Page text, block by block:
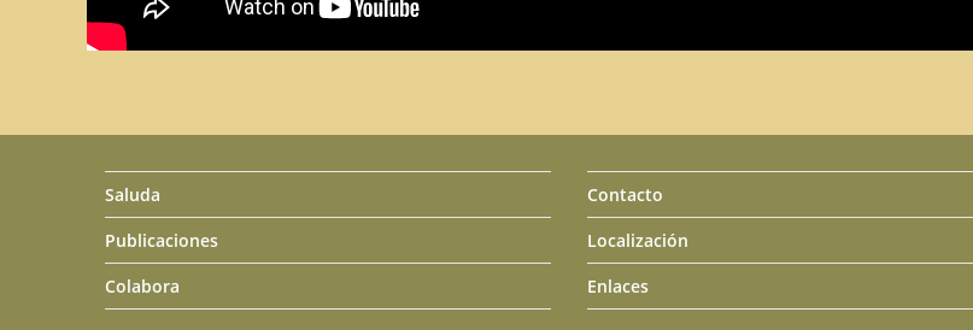
Saluda
Publicaciones
Colabora
Contacto
Localización
Enlaces